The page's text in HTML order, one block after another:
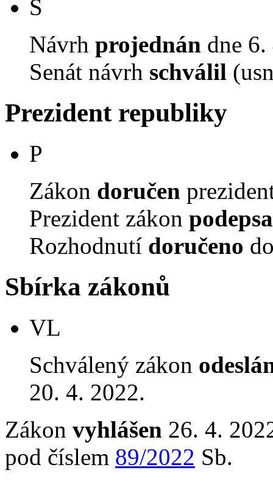
S
Návrh projednán dne
Senát návrh schválil
Prezident republiky
P
Zákon doručen
Prezident zákon
Rozhodnutí doručeno
Sbírka zákonů
VL
Schválený zákon
20. 4. 2022.
Zákon vyhlášen 26. 4.
pod číslem 89/2022 Sb.